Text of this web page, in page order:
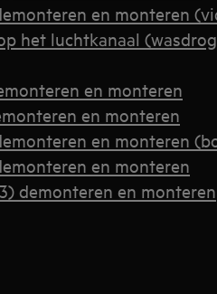
en monteren
het luchtkanaal
en monteren
en monteren
en monteren
en monteren
demonteren en monteren